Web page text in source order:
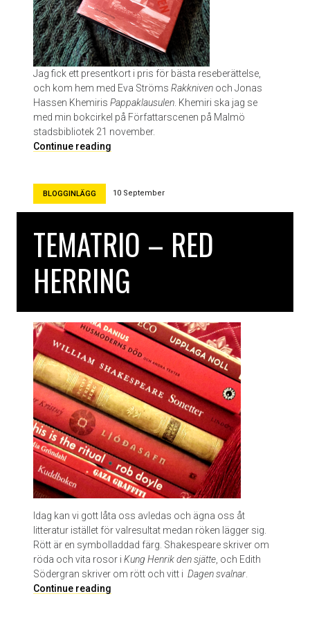
v
V
a
l
e
r
i
a
L
l
Jag fick ett presentkort i pris för bästa reseberättelse,
och kom hem med Eva Ströms Rakkniven och Jonas
Hassen Khemiris Pappaklausulen . Khemiri ska jag se
med min bokcirkel på Författarscenen på Malmö
stadsbibliotek 21 november.
Continue reading
l
a
o
k
a
n
d
e
n
p
å
l
u
n
c
BLOGGINLÄGG 10 September
TEMATRIO – RED
HERRING
Idag kan vi gott låta oss avledas och ägna oss åt
litteratur istället för valresultat medan röken lägger sig.
Rött är en symbolladdad färg. Shakespeare skriver om
röda och vita rosor i Kung Henrik den sjätte , och Edith
Södergran skriver om rött och vitt i Dagen svalnar
Continue reading